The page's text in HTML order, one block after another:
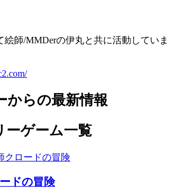
絵師/MMDerの伊丸と共に活動していま
からの最新情報
ーゲーム一覧
ドの冒険